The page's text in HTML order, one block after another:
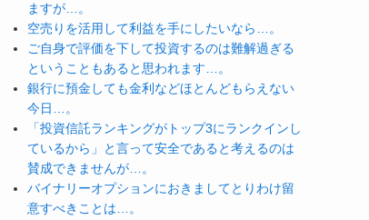
ますが…。
空売りを活用して利益を手にしたいなら…。
ご自身で評価を下して投資するのは難解過ぎる
ということもあると思われます…。
銀行に預金しても金利などほとんどもらえない
今日…。
「投資信託ランキングがトップ3にランクインし
ているから」と言って安全であると考えるのは
賛成できませんが…。
バイナリーオプションにおきましてとりわけ留
意すべきことは…。